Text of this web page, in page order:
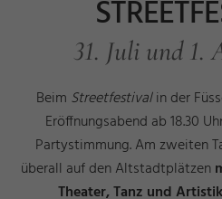
31. Juli und 1.
Beim Streetfestivalin der
Eröffnungsabend ab 18.30
Partystimmung. Am zweiten
überall auf den Altstadtplätzen
Theater, Tanz und Artistik